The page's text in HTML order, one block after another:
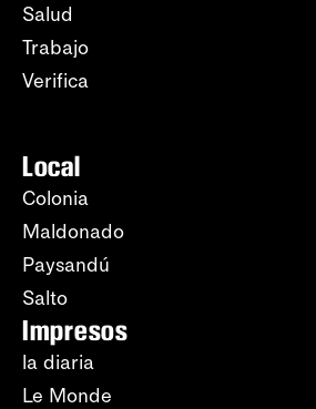
Salud
Trabajo
Verifica
Local
Colonia
Maldonado
Paysandú
Salto
Impresos
la diaria
Le Monde